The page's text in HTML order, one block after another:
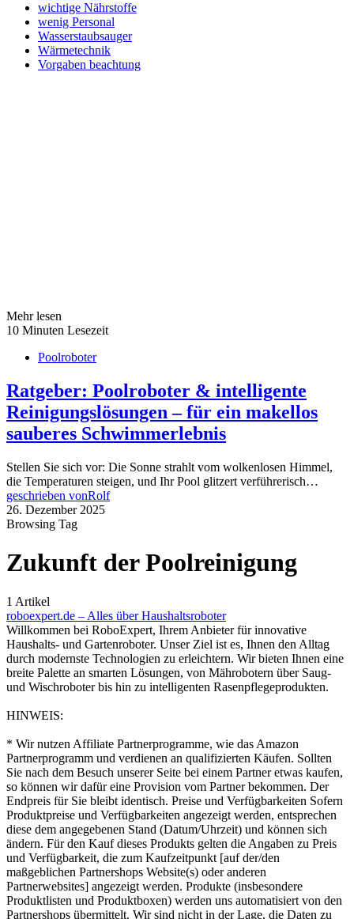
wichtige Nährstoffe
wenig Personal
Wasserstaubsauger
Wärmetechnik
Vorgaben beachtung
Mehr lesen
10 Minuten Lesezeit
Poolroboter
Ratgeber: Poolroboter & intelligente
Reinigungslösungen – für ein makellos
sauberes Schwimmerlebnis
Stellen Sie sich vor: Die Sonne strahlt vom wolkenlosen Himmel,
die Temperaturen steigen, und Ihr Pool glitzert verführerisch…
geschrieben vonRolf
26. Dezember 2025
Browsing Tag
Zukunft der Poolreinigung
1 Artikel
roboexpert.de – Alles über Haushaltsroboter
Willkommen bei RoboExpert, Ihrem Anbieter für innovative
Haushalts- und Gartenroboter. Unser Ziel ist es, Ihnen den Alltag
durch modernste Technologien zu erleichtern. Wir bieten Ihnen eine
breite Palette an smarten Lösungen, von Mährobotern über Saug-
und Wischroboter bis hin zu intelligenten Rasenpflegeprodukten.
HINWEIS:
* Wir nutzen Affiliate Partnerprogramme, wie das Amazon
Partnerprogramm und verdienen an qualifizierten Käufen. Sollten
Sie nach dem Besuch unserer Seite bei einem Partner etwas kaufen,
so können wir dafür eine Provision vom Partner bekommen. Der
Endpreis für Sie bleibt identisch. Preise und Verfügbarkeiten Sofern
Produktpreise und Verfügbarkeiten angezeigt werden, entsprechen
diese dem angegebenen Stand (Datum/Uhrzeit) und können sich
ändern. Für den Kauf dieses Produkts gelten die Angaben zu Preis
und Verfügbarkeit, die zum Kaufzeitpunkt [auf der/den
maßgeblichen Partnershops Website(s) oder anderen
Partnerwebsites] angezeigt werden. Produkte (insbesondere
Produktlisten und Produktboxen) werden uns automatisiert von den
Partnershops übermittelt. Wir sind nicht in der Lage, die Daten zu